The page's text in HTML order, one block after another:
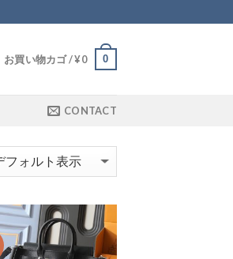
お買い物カゴ /¥0 0
CONTACT